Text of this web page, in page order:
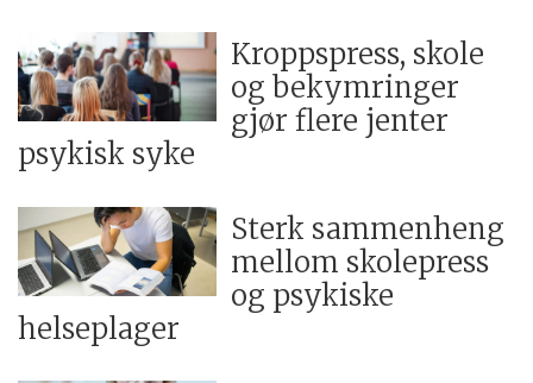
Kroppspress, skole
og bekymringer
gjør flere jenter
psykisk syke
Sterk sammenheng
mellom skolepress
og psykiske
helseplager